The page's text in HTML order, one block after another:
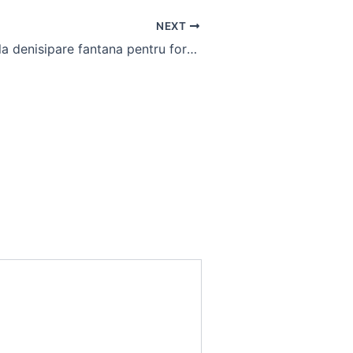
NEXT
pompa manuala denisipare fantana pentru foraje puturi